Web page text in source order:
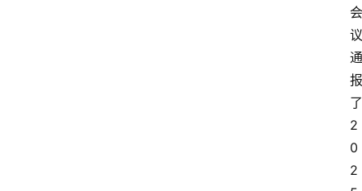
会
议
通
报
了
2
0
2